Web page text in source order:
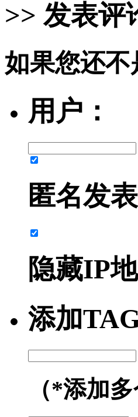
>> 发表评
如果您还
用户：
匿名发表
隐藏IP
添加TAG
（*添加